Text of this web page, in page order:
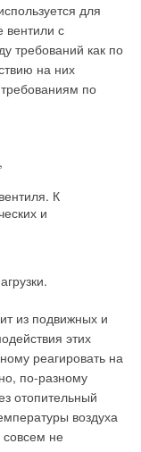
для
вентили с
требований как по
на них
по
К
и
из подвижных и
этих
реагировать на
по-разному
отопительный
воздуха
не